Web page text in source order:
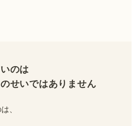
のは
せいではありません
、